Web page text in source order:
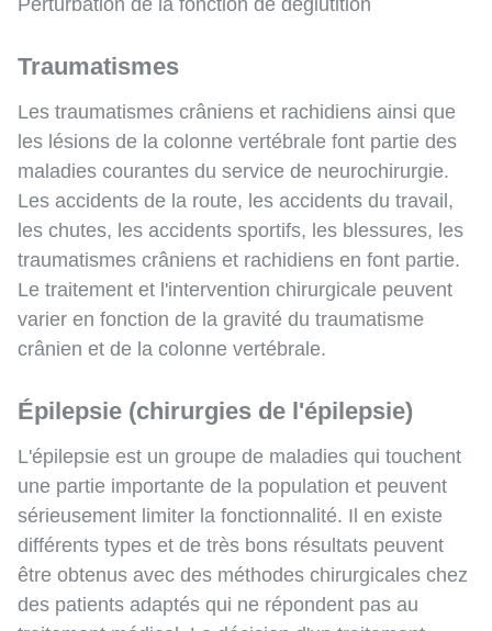
Perturbation de la fonction de déglutition
Traumatismes
Les traumatismes crâniens et rachidiens ainsi que
les lésions de la colonne vertébrale font partie des
maladies courantes du service de neurochirurgie.
Les accidents de la route, les accidents du travail,
les chutes, les accidents sportifs, les blessures, les
traumatismes crâniens et rachidiens en font partie.
Le traitement et l'intervention chirurgicale peuvent
varier en fonction de la gravité du traumatisme
crânien et de la colonne vertébrale.
Épilepsie (chirurgies de l'épilepsie)
L'épilepsie est un groupe de maladies qui touchent
une partie importante de la population et peuvent
sérieusement limiter la fonctionnalité. Il en existe
différents types et de très bons résultats peuvent
être obtenus avec des méthodes chirurgicales chez
des patients adaptés qui ne répondent pas au